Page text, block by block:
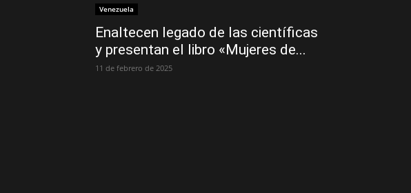
Venezuela
Enaltecen legado de las científicas
y presentan el libro «Mujeres de...
11 de febrero de 2025